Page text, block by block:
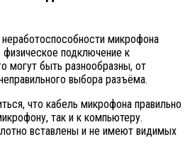
микрофона
подключение к
могут быть разнообразны, от
выбора разъёма.
что кабель микрофона правильно
так и к компьютеру.
вставлены и не имеют видимых